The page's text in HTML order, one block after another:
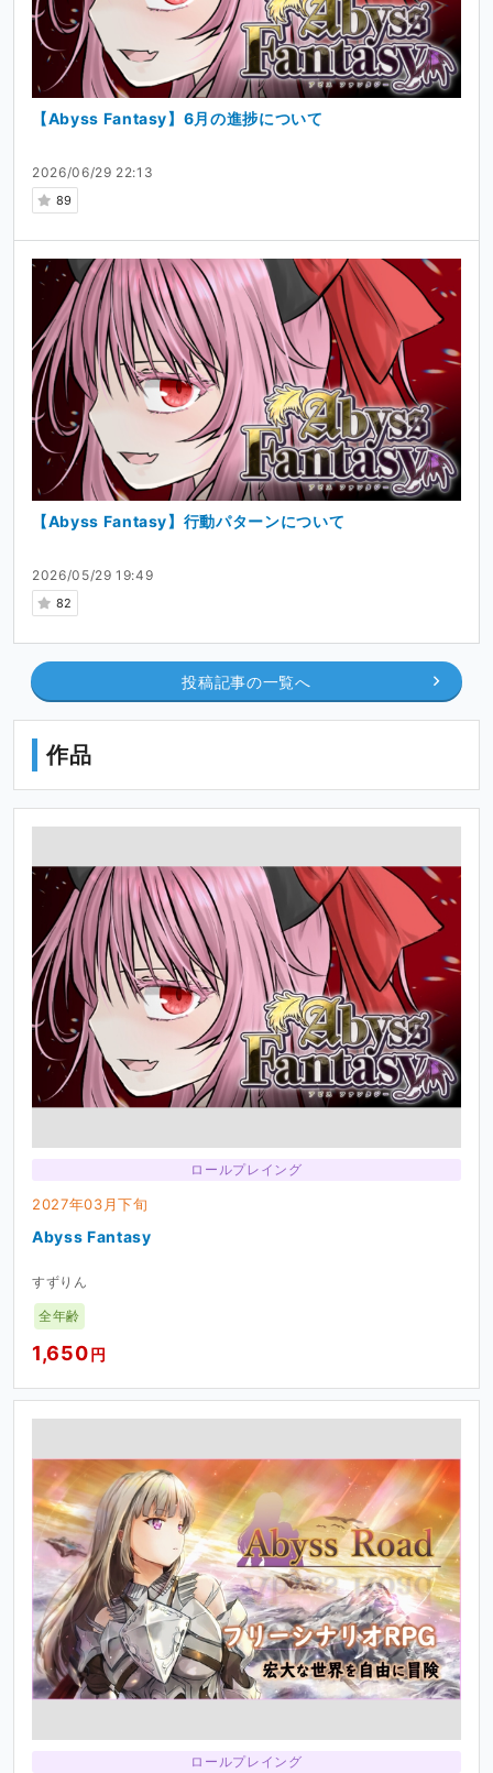
2026/06/29 22:13
89
【Abyss Fantasy】6月の進捗について
2026/05/29 19:49
82
【Abyss Fantasy】行動パターンについて
投稿記事の一覧へ
作品
ロールプレイング
2027年03月下旬
Abyss Fantasy
すずりん
全年齢
1,650円
ロールプレイング